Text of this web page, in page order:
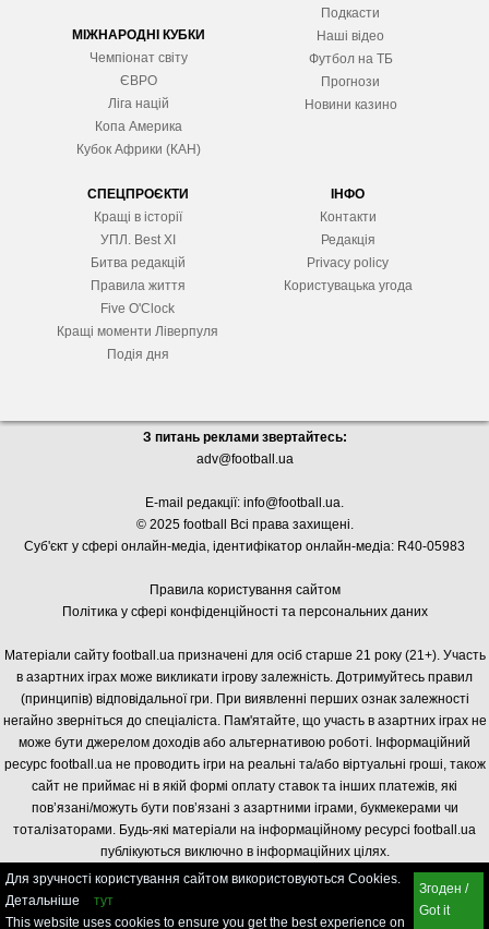
МІЖНАРОДНІ КУБКИ
Чемпіонат світу
ЄВРО
Ліга націй
Копа Америка
Кубок Африки (КАН)
Подкасти
Наші відео
Футбол на ТБ
Прогнози
Новини казино
СПЕЦПРОЄКТИ
Кращі в історії
УПЛ. Best XІ
Битва редакцій
Правила життя
Five O'Clock
Кращі моменти Ліверпуля
Подія дня
ІНФО
Контакти
Редакція
Privacy policy
Користувацька угода
З питань реклами звертайтесь:
adv@football.ua
E-mail редакції: info@football.ua.
© 2025 football Всі права захищені.
Суб'єкт у сфері онлайн-медіа, ідентифікатор онлайн-медіа: R40-05983
Правила користування сайтом
Політика у сфері конфіденційності та персональних даних
Матеріали сайту football.ua призначені для осіб старше 21 року (21+). Участь
в азартних іграх може викликати ігрову залежність. Дотримуйтесь правил
(принципів) відповідальної гри. При виявленні перших ознак залежності
негайно зверніться до спеціаліста. Пам'ятайте, що участь в азартних іграх не
може бути джерелом доходів або альтернативою роботі. Інформаційний
ресурс football.ua не проводить ігри на реальні та/або віртуальні гроші, також
сайт не приймає ні в якій формі оплату ставок та інших платежів, які
пов’язані/можуть бути пов’язані з азартними іграми, букмекерами чи
тоталізаторами. Будь-які матеріали на інформаційному ресурсі football.ua
публікуються виключно в інформаційних цілях.
Для зручності користування сайтом використовуються Cookies.
Детальніше
тут
This website uses cookies to ensure you get the best experience on
Згоден /
Got it